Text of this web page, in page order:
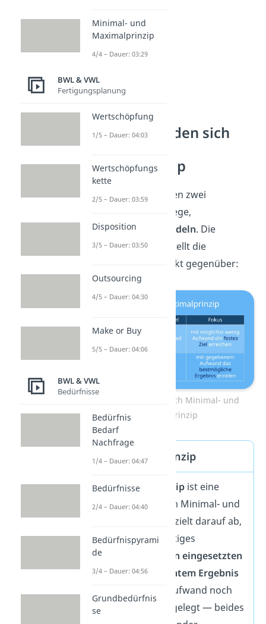
So unterscheiden sich
Minimal- und
Maximalprinzip
Beide Prinzipien zeigen zwei
entgegengesetzte Wege,
wirtschaftlich zu handeln. Die
folgende Übersicht stellt die
kompakt gegenüber:
So unterscheiden sich Minimal- und
Maximalprinzip
Das Optimumprinzip
DasOptimumprinzip ist eine
Mischform aus dem Minimal- und
Maximalprinzip. Es zielt darauf ab,
ein möglichst günstiges
Verhältnis zwischen eingesetzten
Mitteln und erreichtem Ergebnis
zu finden. Weder Aufwand noch
Ziel sind dabei festgelegt — beides
Minimal- und
Maximalprinzip
4/4 – Dauer: 03:29
BWL & VWL
Fertigungsplanung
Wertschöpfung
1/5 – Dauer: 04:03
Wertschöpfungs
kette
2/5 – Dauer: 03:59
Disposition
3/5 – Dauer: 03:50
Outsourcing
4/5 – Dauer: 04:30
Make or Buy
5/5 – Dauer: 04:06
BWL & VWL
Bedürfnisse
Bedürfnis
Bedarf
Nachfrage
1/4 – Dauer: 04:47
Bedürfnisse
2/4 – Dauer: 04:40
Bedürfnispyrami
de
3/4 – Dauer: 04:56
Grundbedürfnis
se